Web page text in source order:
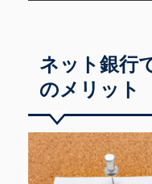
ネット銀行
のメリット